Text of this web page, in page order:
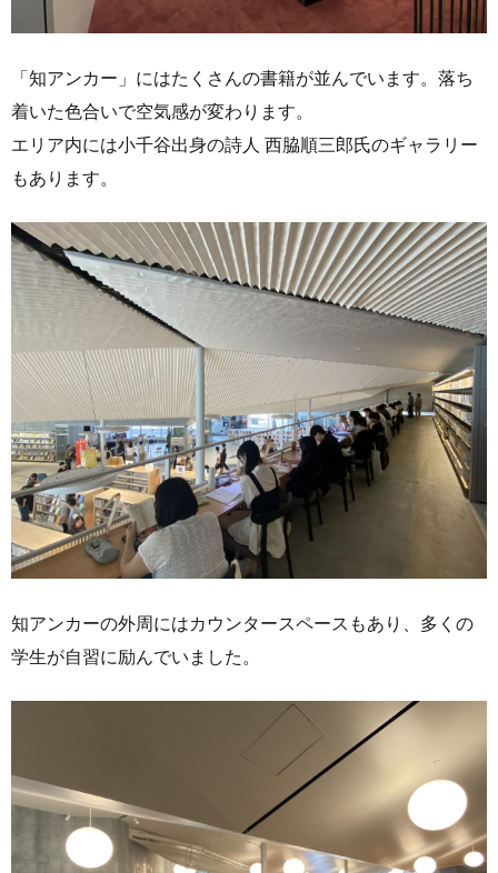
「知アンカー」にはたくさんの書籍が並んでいます。落ち
着いた色合いで空気感が変わります。
エリア内には小千谷出身の詩人 西脇順三郎氏のギャラリー
もあります。
知アンカーの外周にはカウンタースペースもあり、多くの
学生が自習に励んでいました。